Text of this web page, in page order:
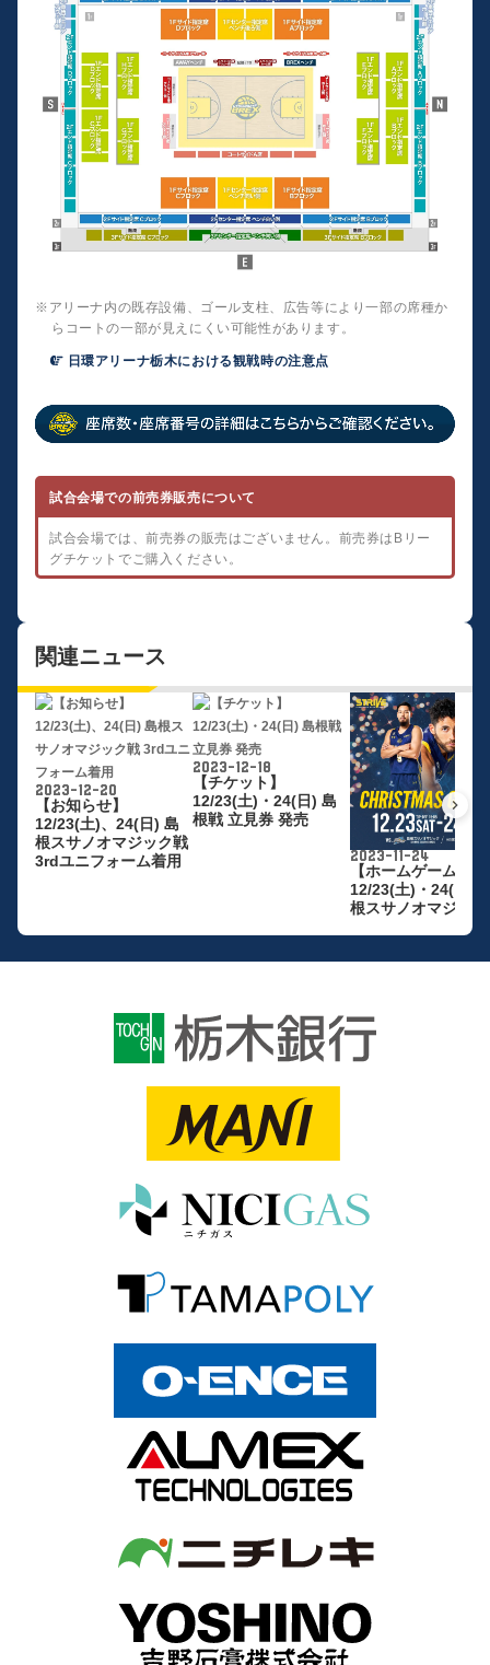
※アリーナ内の既存設備、ゴール支柱、広告等により一部の席種か
らコートの一部が見えにくい可能性があります。
日環アリーナ栃木における観戦時の注意点
試合会場での前売券販売について
試合会場では、前売券の販売はございません。前売券はBリー
グチケットでご購入ください。
関連ニュース
2023-12-20
【お知らせ】
12/23(土)、24(日) 島
根スサノオマジック戦
3rdユニフォーム着用
2023-12-18
【チケット】
12/23(土)・24(日) 島
根戦 立見券 発売
2023-11-24
【ホームゲーム】
12/23(土)・24(日)
根スサノオマジッ
keyboard_arrow_right